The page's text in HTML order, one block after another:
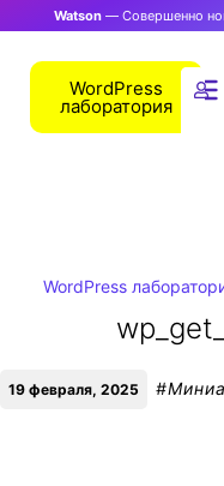
Watson— Совершенно
WordPress
лаборатория
WordPress
19 февраля, 2025 #